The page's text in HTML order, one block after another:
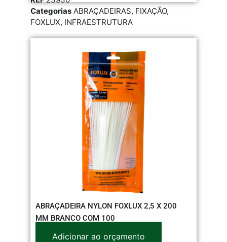
Categorias ABRAÇADEIRAS, FIXAÇÃO,
FOXLUX, INFRAESTRUTURA
ABRAÇADEIRA NYLON FOXLUX 2,5 X 200
MM BRANCO COM 100
Adicionar ao orçamento